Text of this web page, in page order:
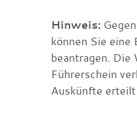
Hinweis:
können Sie eine
beantragen. Die
Führerschein
Auskünfte